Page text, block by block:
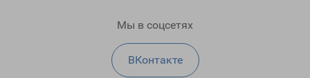
Мы в соцсетях
ВКонтакте